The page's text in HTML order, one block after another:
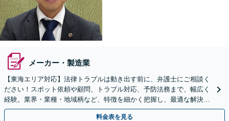
メーカー・製造業
【東海エリア対応】法律トラブルは動き出す前に、弁護士にご相談く
ださい！スポット依頼や顧問、トラブル対応、予防法務まで、幅広く
経験。​​業界・業種・地域柄など、特徴を細かく把握し、最適な解決策
をご提示します
料金表を見る